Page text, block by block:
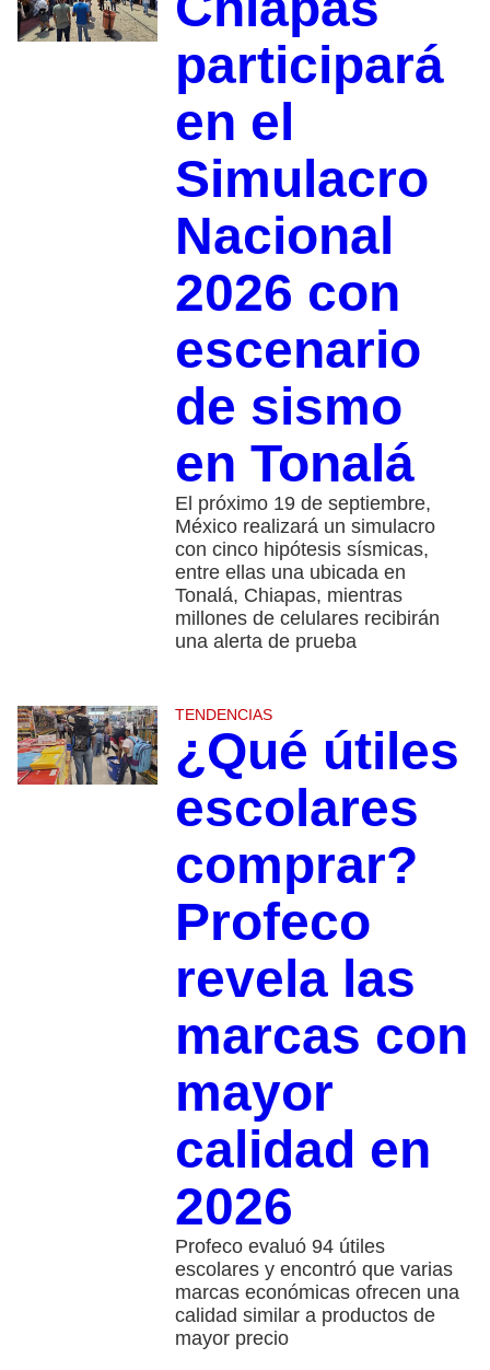
participará
en el
Simulacro
Nacional
2026 con
escenario
de sismo
en Tonalá
El próximo 19 de septiembre,
México realizará un simulacro
con cinco hipótesis sísmicas,
entre ellas una ubicada en
Tonalá, Chiapas, mientras
millones de celulares recibirán
una alerta de prueba
TENDENCIAS
¿Qué útiles
escolares
comprar?
Profeco
revela las
marcas con
mayor
calidad en
2026
Profeco evaluó 94 útiles
escolares y encontró que varias
marcas económicas ofrecen una
calidad similar a productos de
mayor precio